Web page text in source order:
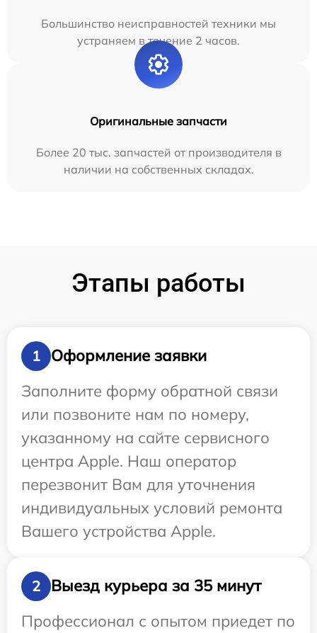
Большинство неисправностей техники мы
устраняем в течение 2 часов.
Оригинальные запчасти
Более 20 тыс. запчастей от производителя в
наличии на собственных складах.
Этапы работы
1
Оформление заявки
Заполните форму обратной связи
или позвоните нам по номеру,
указанному на сайте сервисного
центра Apple. Наш оператор
перезвонит Вам для уточнения
индивидуальных условий ремонта
Вашего устройства Apple.
2
Выезд курьера за 35 минут
Профессионал с опытом приедет по